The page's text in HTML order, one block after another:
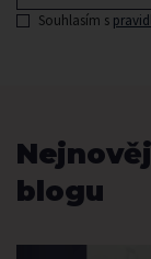
Souhlasím s
blogu